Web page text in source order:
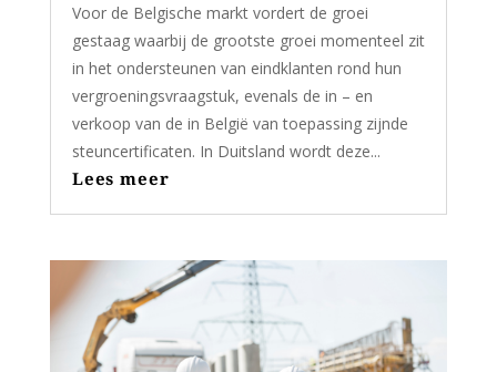
Voor de Belgische markt vordert de groei
gestaag waarbij de grootste groei momenteel zit
in het ondersteunen van eindklanten rond hun
vergroeningsvraagstuk, evenals de in – en
verkoop van de in België van toepassing zijnde
steuncertificaten. In Duitsland wordt deze...
Lees meer